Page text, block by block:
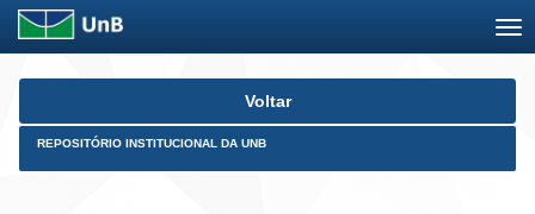
Skip
Voltar
REPOSITÓRIO INSTITUCIONAL DA UNB